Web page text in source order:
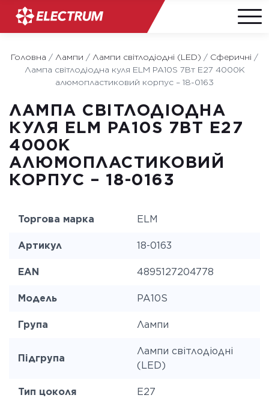
content
Головна / Лампи / Лампи світлодіодні (LED) / Сферичні /
Лампа світлодіодна куля ELM PA10S 7Вт E27 4000K
алюмопластиковий корпус – 18-0163
ЛАМПА СВІТЛОДІОДНА
КУЛЯ ELM PA10S 7ВТ E27
4000K
АЛЮМОПЛАСТИКОВИЙ
КОРПУС – 18-0163
Торгова марка ELM
Артикул 18-0163
EAN 4895127204778
Модель PA10S
Група Лампи
Підгрупа
Лампи світлодіодні
(LED)
Тип цоколя E27